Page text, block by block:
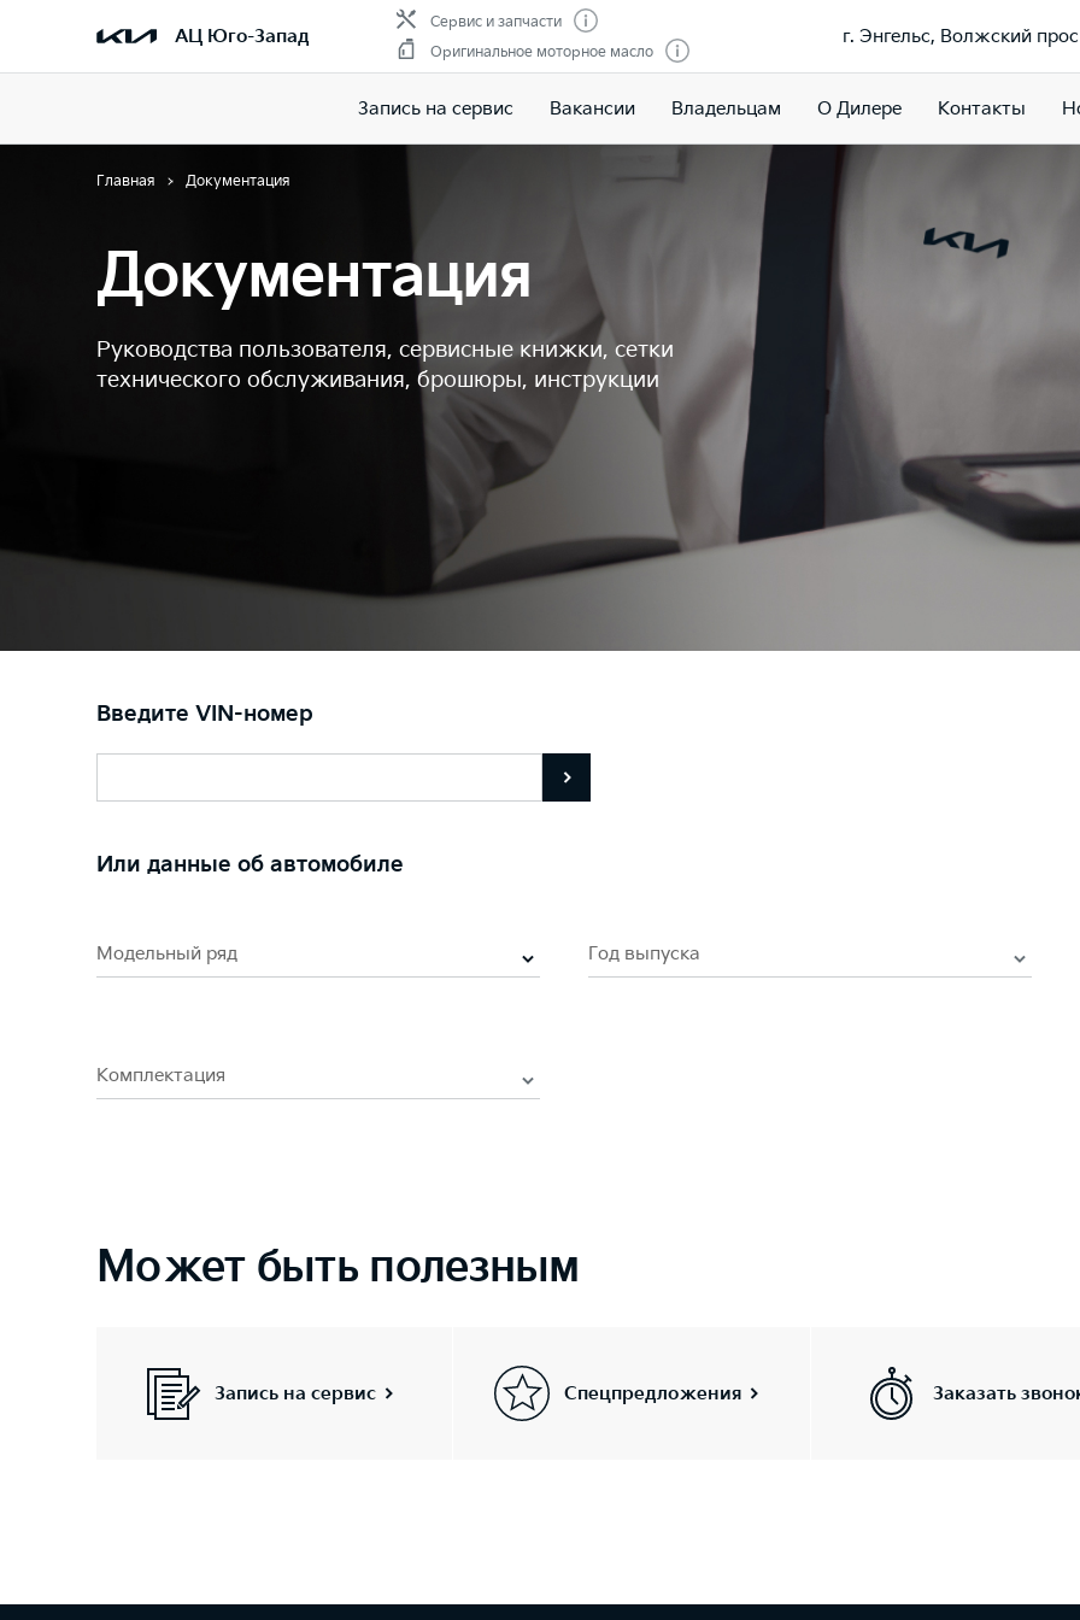
АЦ Юго-Запад
Сервис и запчасти
Оригинальное моторное масло
г. Энгельс, Волжский
Запись на сервис Вакансии Владельцам О Дилере Контакты
Главная Документация
Документация
Руководства пользователя, сервисные книжки, сетки
технического обслуживания, брошюры, инструкции
Введите VIN-номер
Или данные об автомобиле
Модельный ряд Год выпуска
Комплектация
Может быть полезным
Запись на сервис Спецпредложения Заказать